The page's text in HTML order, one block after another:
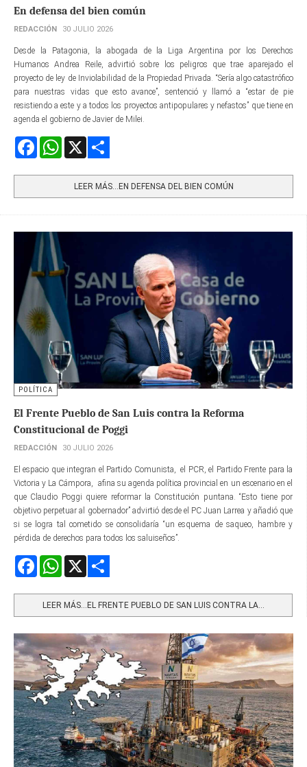
En defensa del bien común
REDACCIÓN 30 JULIO 2026
Desde la Patagonia, la abogada de la Liga Argentina por los Derechos
Humanos Andrea Reile, advirtió sobre los peligros que trae aparejado el
proyecto de ley de Inviolabilidad de la Propiedad Privada. “Sería algo catastrófico
para nuestras vidas que esto avance”, sentenció y llamó a “estar de pie
resistiendo a este y a todos los proyectos antipopulares y nefastos” que tiene en
agenda el gobierno de Javier de Milei.
FacebookWhatsApp
LEER MÁS…EN DEFENSA DEL BIEN COMÚN
POLÍTICA
El Frente Pueblo de San Luis contra la Reforma
Constitucional de Poggi
REDACCIÓN 30 JULIO 2026
El espacio que integran el Partido Comunista, el PCR, el Partido Frente para la
Victoria y La Cámpora, afina su agenda política provincial en un escenario en el
que Claudio Poggi quiere reformar la Constitución puntana. “Esto tiene por
objetivo perpetuar al gobernador” advirtió desde el PC Juan Larrea y añadió que
si se logra tal cometido se consolidaría “un esquema de saqueo, hambre y
pérdida de derechos para todos los saluiseños”.
FacebookWhatsApp
LEER MÁS…EL FRENTE PUEBLO DE SAN LUIS CONTRA LA...